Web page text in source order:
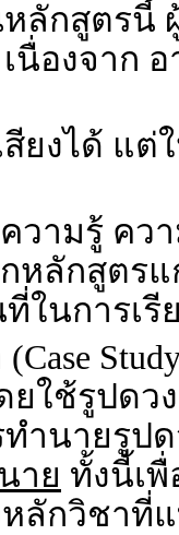
หลักสูตรนี้
นื่องจาก
ยงได้ แต่
ามรู้ ควา
กหลักสูตร
ในการเ
ใช้รูปดว
ทำนายรูป
าย ทั้งนี้เ
ลักวิชาที่